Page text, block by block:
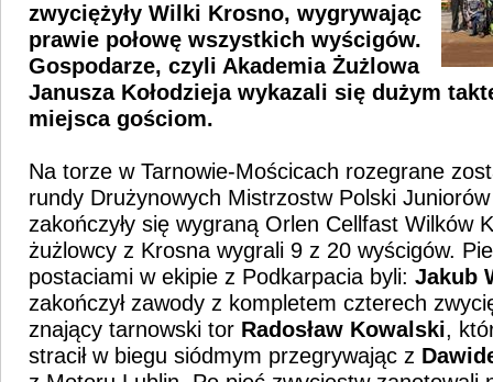
zwyciężyły Wilki Krosno, wygrywając
prawie połowę wszystkich wyścigów.
Gospodarze, czyli Akademia Żużlowa
Janusza Kołodzieja wykazali się dużym
miejsca gościom.
Na torze w Tarnowie-Mościcach rozegrane
rundy Drużynowych Mistrzostw Polski
zakończyły się wygraną Orlen Cellfast Wilków
żużlowcy z Krosna wygrali 9 z 20 wyścigów.
postaciami w ekipie z Podkarpacia byli: Jakub
zakończył zawody z kompletem czterech
znający tarnowski tor Radosław Kowalski,
stracił w biegu siódmym przegrywając z